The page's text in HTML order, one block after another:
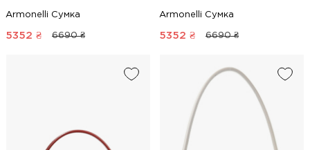
Armonelli Сумка
5352 ₴ 6690 ₴
Armonelli Сумка
5352 ₴ 6690 ₴